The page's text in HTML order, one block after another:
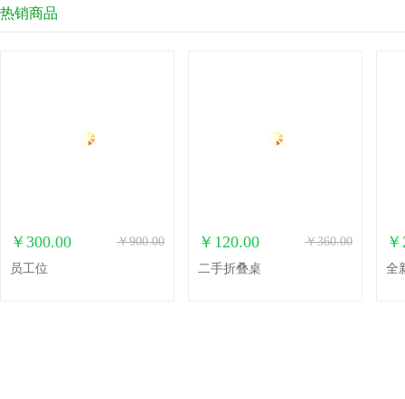
热销商品
￥300.00
￥900.00
员工位
￥120.00
￥360.00
二手折叠桌
全